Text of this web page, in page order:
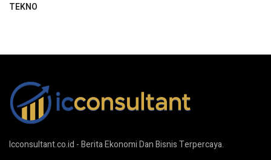
TEKNO
Icconsultant.co.id - Berita Ekonomi Dan Bisnis Terpercaya.